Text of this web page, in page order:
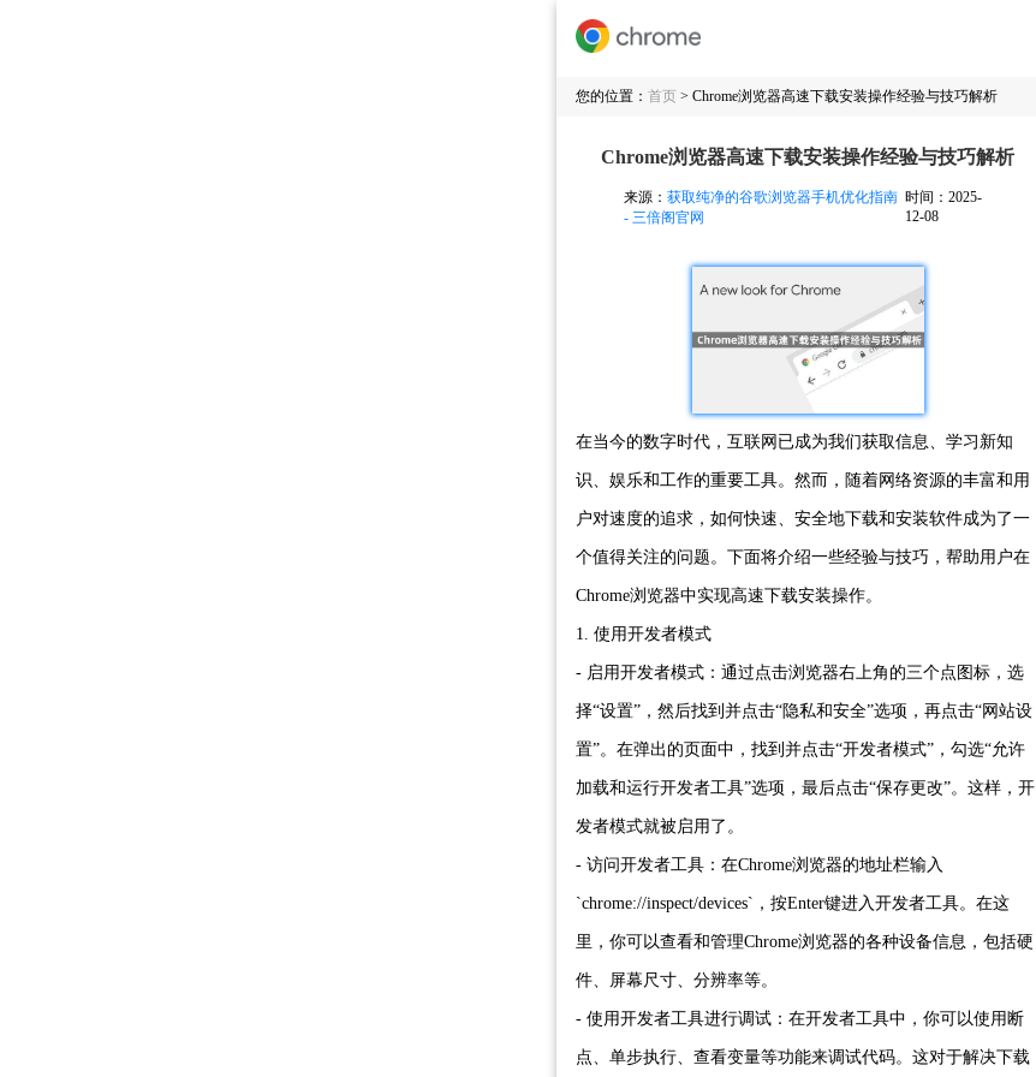
您的位置： 首页 > Chrome浏览器高速下载安装操作经验与技巧解析
Chrome浏览器高速下载安装操作经验与技巧解析
来源： 获取纯净的谷歌浏览器手机优化指南
- 三倍阁官网
时间：2025-
12-08
在当今的数字时代，互联网已成为我们获取信息、学习新知
识、娱乐和工作的重要工具。然而，随着网络资源的丰富和用
户对速度的追求，如何快速、安全地下载和安装软件成为了一
个值得关注的问题。下面将介绍一些经验与技巧，帮助用户在
Chrome浏览器中实现高速下载安装操作。
1. 使用开发者模式
- 启用开发者模式：通过点击浏览器右上角的三个点图标，选
择“设置”，然后找到并点击“隐私和安全”选项，再点击“网站设
置”。在弹出的页面中，找到并点击“开发者模式”，勾选“允许
加载和运行开发者工具”选项，最后点击“保存更改”。这样，开
发者模式就被启用了。
- 访问开发者工具：在Chrome浏览器的地址栏输入
`chrome://inspect/devices`，按Enter键进入开发者工具。在这
里，你可以查看和管理Chrome浏览器的各种设备信息，包括硬
件、屏幕尺寸、分辨率等。
- 使用开发者工具进行调试：在开发者工具中，你可以使用断
点、单步执行、查看变量等功能来调试代码。这对于解决下载